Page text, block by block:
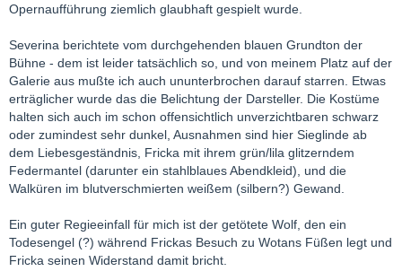
Opernaufführung ziemlich glaubhaft gespielt wurde.
Severina berichtete vom durchgehenden blauen Grundton der
Bühne - dem ist leider tatsächlich so, und von meinem Platz auf der
Galerie aus mußte ich auch ununterbrochen darauf starren. Etwas
erträglicher wurde das die Belichtung der Darsteller. Die Kostüme
halten sich auch im schon offensichtlich unverzichtbaren schwarz
oder zumindest sehr dunkel, Ausnahmen sind hier Sieglinde ab
dem Liebesgeständnis, Fricka mit ihrem grün/lila glitzerndem
Federmantel (darunter ein stahlblaues Abendkleid), und die
Walküren im blutverschmierten weißem (silbern?) Gewand.
Ein guter Regieeinfall für mich ist der getötete Wolf, den ein
Todesengel (?) während Frickas Besuch zu Wotans Füßen legt und
Fricka seinen Widerstand damit bricht.